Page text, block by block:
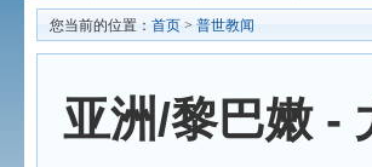
您当前的位置： 首页 > 普世教闻
亚洲/黎巴嫩 -